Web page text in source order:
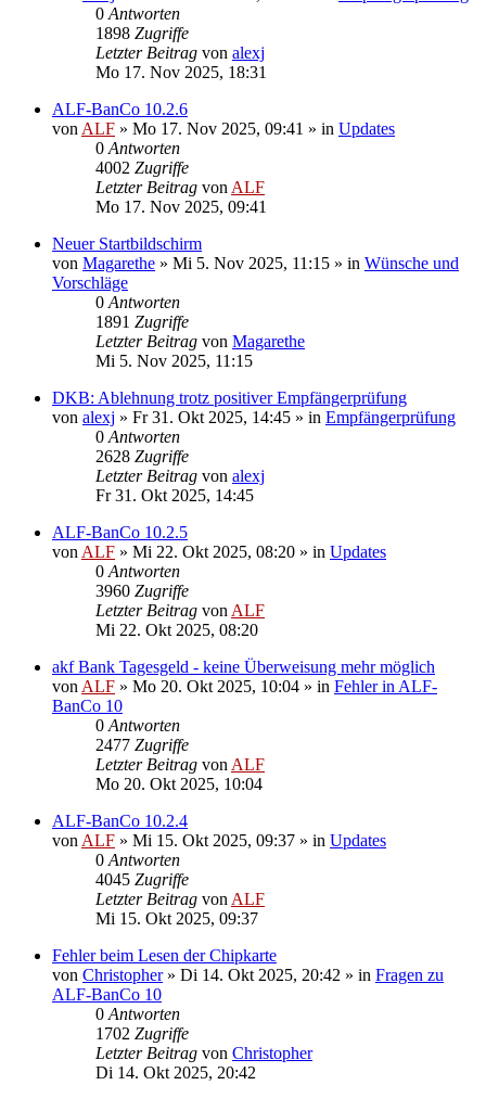
0 Antworten
1898 Zugriffe
Letzter Beitrag von alexj
Mo 17. Nov 2025, 18:31
ALF-BanCo 10.2.6
von ALF » Mo 17. Nov 2025, 09:41 » in Updates
0 Antworten
4002 Zugriffe
Letzter Beitrag von ALF
Mo 17. Nov 2025, 09:41
Neuer Startbildschirm
von Magarethe » Mi 5. Nov 2025, 11:15 » in Wünsche und
Vorschläge
0 Antworten
1891 Zugriffe
Letzter Beitrag von Magarethe
Mi 5. Nov 2025, 11:15
DKB: Ablehnung trotz positiver Empfängerprüfung
von alexj » Fr 31. Okt 2025, 14:45 » in Empfängerprüfung
0 Antworten
2628 Zugriffe
Letzter Beitrag von alexj
Fr 31. Okt 2025, 14:45
ALF-BanCo 10.2.5
von ALF » Mi 22. Okt 2025, 08:20 » in Updates
0 Antworten
3960 Zugriffe
Letzter Beitrag von ALF
Mi 22. Okt 2025, 08:20
akf Bank Tagesgeld - keine Überweisung mehr möglich
von ALF » Mo 20. Okt 2025, 10:04 » in Fehler in ALF-
BanCo 10
0 Antworten
2477 Zugriffe
Letzter Beitrag von ALF
Mo 20. Okt 2025, 10:04
ALF-BanCo 10.2.4
von ALF » Mi 15. Okt 2025, 09:37 » in Updates
0 Antworten
4045 Zugriffe
Letzter Beitrag von ALF
Mi 15. Okt 2025, 09:37
Fehler beim Lesen der Chipkarte
von Christopher» Di 14. Okt 2025, 20:42 » in Fragen zu
ALF-BanCo 10
0 Antworten
1702 Zugriffe
Letzter Beitrag von Christopher
Di 14. Okt 2025, 20:42